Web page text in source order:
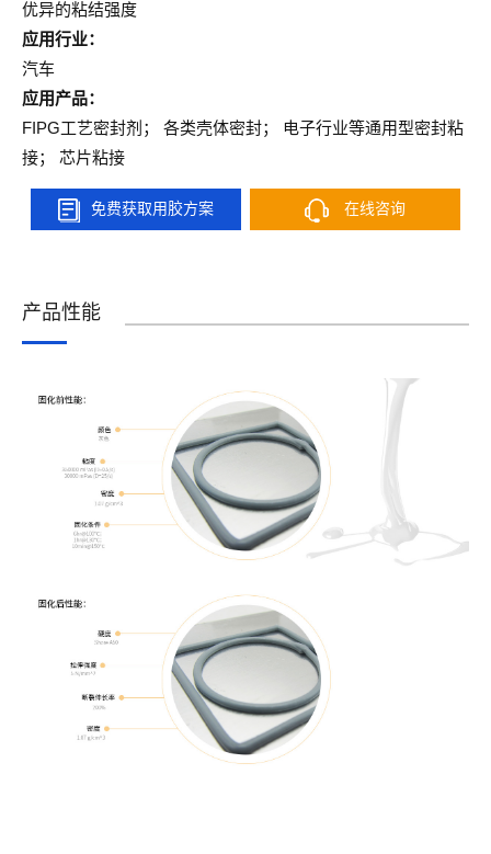
优异的粘结强度
应用行业：
汽车
应用产品：
FIPG工艺密封剂； 各类壳体密封； 电子行业等通用型密封粘
接； 芯片粘接
免费获取用胶方案 在线咨询
产品性能